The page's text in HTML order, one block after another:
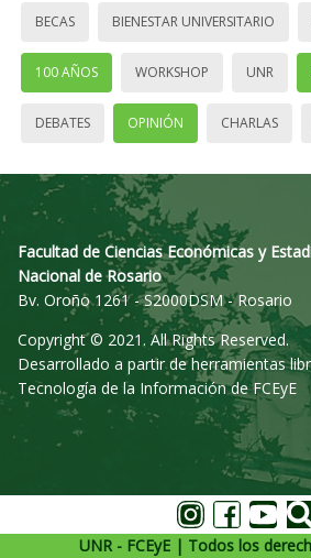
BECAS BIENESTAR UNIVERSITARIO
100 AÑOS WORKSHOP UNR
DEBATES OPINIÓN CHARLAS
Facultad de Ciencias Económicas y
Nacional de Rosario
Bv. Oroño 1261 - S2000DSM - Rosario
Copyright © 2021. All Rights Reserved.
Desarrollado a partir de herramientas
Tecnología de la Información de FCEyE
UNR - FCEyE | Todos los